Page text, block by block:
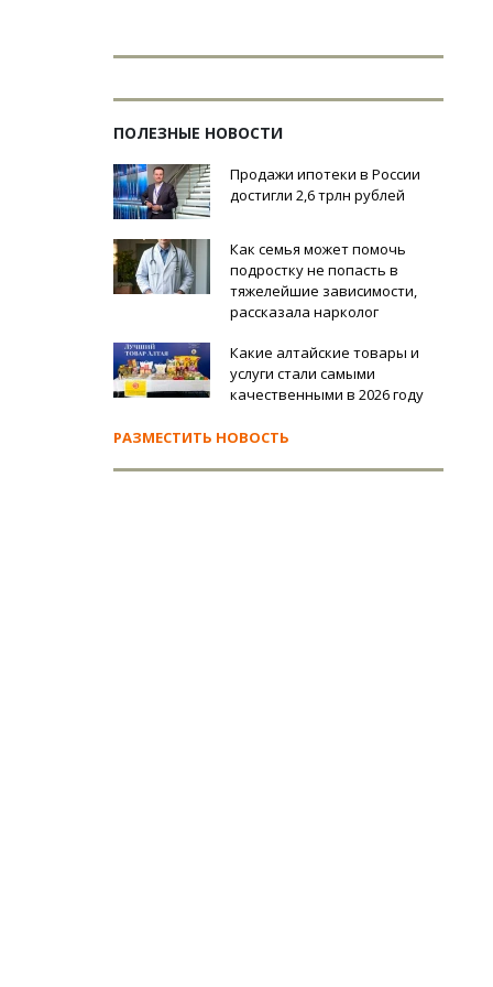
ПОЛЕЗНЫЕ НОВОСТИ
Продажи ипотеки в России
достигли 2,6 трлн рублей
Как семья может помочь
подростку не попасть в
тяжелейшие зависимости,
рассказала нарколог
Какие алтайские товары и
услуги стали самыми
качественными в 2026 году
РАЗМЕСТИТЬ НОВОСТЬ